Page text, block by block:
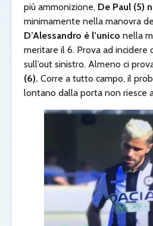
più ammonizione, De Paul (5)
minimamente nella manovra
D’Alessandro è l’unico nella
meritare il 6. Prova ad incidere
sull’out sinistro. Almeno ci
(6). Corre a tutto campo, il
lontano dalla porta non riesce